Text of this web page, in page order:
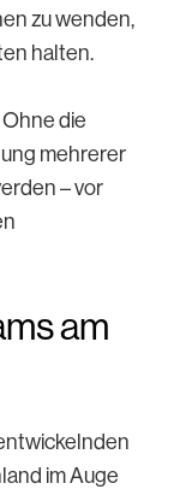
zu wenden,
halten.
Ohne die
mehrerer
– vor
am
im Auge